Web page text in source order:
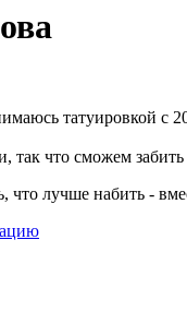
татуировкой с
так что сможем
лучше набить -